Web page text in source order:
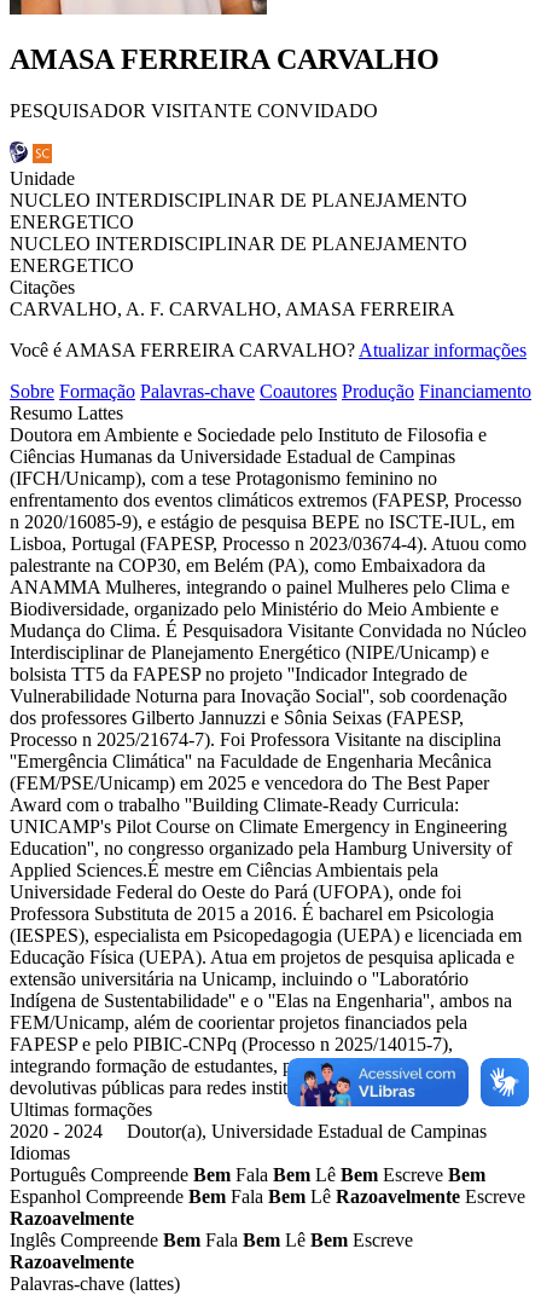
AMASA FERREIRA CARVALHO
PESQUISADOR VISITANTE CONVIDADO
Unidade
NUCLEO INTERDISCIPLINAR DE PLANEJAMENTO
ENERGETICO
NUCLEO INTERDISCIPLINAR DE PLANEJAMENTO
ENERGETICO
Citações
CARVALHO, A. F. CARVALHO, AMASA FERREIRA
Você é AMASA FERREIRA CARVALHO? Atualizar informações
Sobre Formação Palavras-chave Coautores Produção Financiamento
Resumo Lattes
Doutora em Ambiente e Sociedade pelo Instituto de Filosofia e
Ciências Humanas da Universidade Estadual de Campinas
(IFCH/Unicamp), com a tese Protagonismo feminino no
enfrentamento dos eventos climáticos extremos (FAPESP, Processo
n 2020/16085-9), e estágio de pesquisa BEPE no ISCTE-IUL, em
Lisboa, Portugal (FAPESP, Processo n 2023/03674-4). Atuou como
palestrante na COP30, em Belém (PA), como Embaixadora da
ANAMMA Mulheres, integrando o painel Mulheres pelo Clima e
Biodiversidade, organizado pelo Ministério do Meio Ambiente e
Mudança do Clima. É Pesquisadora Visitante Convidada no Núcleo
Interdisciplinar de Planejamento Energético (NIPE/Unicamp) e
bolsista TT5 da FAPESP no projeto ''Indicador Integrado de
Vulnerabilidade Noturna para Inovação Social'', sob coordenação
dos professores Gilberto Jannuzzi e Sônia Seixas (FAPESP,
Processo n 2025/21674-7). Foi Professora Visitante na disciplina
''Emergência Climática'' na Faculdade de Engenharia Mecânica
(FEM/PSE/Unicamp) em 2025 e vencedora do The Best Paper
Award com o trabalho ''Building Climate-Ready Curricula:
UNICAMP's Pilot Course on Climate Emergency in Engineering
Education'', no congresso organizado pela Hamburg University of
Applied Sciences.É mestre em Ciências Ambientais pela
Universidade Federal do Oeste do Pará (UFOPA), onde foi
Professora Substituta de 2015 a 2016. É bacharel em Psicologia
(IESPES), especialista em Psicopedagogia (UEPA) e licenciada em
Educação Física (UEPA). Atua em projetos de pesquisa aplicada e
extensão universitária na Unicamp, incluindo o ''Laboratório
Indígena de Sustentabilidade'' e o ''Elas na Engenharia'', ambos na
FEM/Unicamp, além de coorientar projetos financiados pela
FAPESP e pelo PIBIC-CNPq (Processo n 2025/14015-7),
integrando formação de estudantes, produção científica e
devolutivas públicas para redes institucionais e territórios.
Ultimas formações
2020 - 2024 Doutor(a), Universidade Estadual de Campinas
Idiomas
Português Compreende Bem Fala Bem Lê Bem Escreve Bem
Espanhol Compreende Bem Fala Bem Lê Razoavelmente Escreve
Razoavelmente
Inglês Compreende Bem Fala Bem Lê Bem Escreve
Razoavelmente
Palavras-chave (lattes)